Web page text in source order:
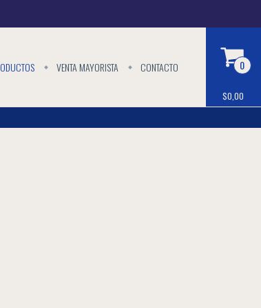
VENTA MAYORISTA CONTACTO 0
$0,00